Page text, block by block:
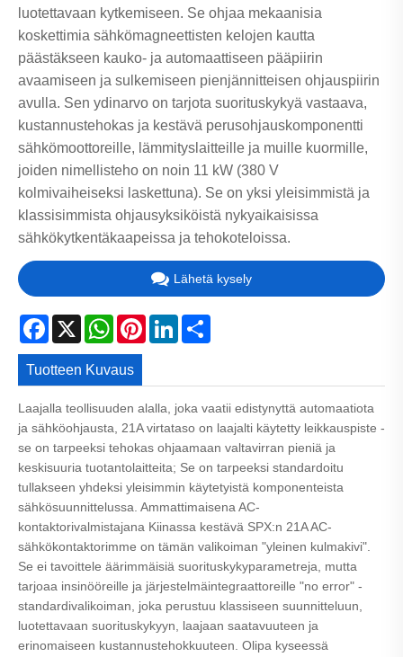
luotettavaan kytkemiseen. Se ohjaa mekaanisia
koskettimia sähkömagneettisten kelojen kautta
päästäkseen kauko- ja automaattiseen pääpiirin
avaamiseen ja sulkemiseen pienjännitteisen ohjauspiirin
avulla. Sen ydinarvo on tarjota suorituskykyä vastaava,
kustannustehokas ja kestävä perusohjauskomponentti
sähkömoottoreille, lämmityslaitteille ja muille kuormille,
joiden nimellisteho on noin 11 kW (380 V
kolmivaiheiseksi laskettuna). Se on yksi yleisimmistä ja
klassisimmista ohjausyksiköistä nykyaikaisissa
sähkökytkentäkaapeissa ja tehokoteloissa.
Lähetä kysely
Facebook
X WhatsApp
PinterestLinkedIn
Tuotteen Kuvaus
Laajalla teollisuuden alalla, joka vaatii edistynyttä automaatiota
ja sähköohjausta, 21A virtataso on laajalti käytetty leikkauspiste -
se on tarpeeksi tehokas ohjaamaan valtavirran pieniä ja
keskisuuria tuotantolaitteita; Se on tarpeeksi standardoitu
tullakseen yhdeksi yleisimmin käytetyistä komponenteista
sähkösuunnittelussa. Ammattimaisena AC-
kontaktorivalmistajana Kiinassa kestävä SPX:n 21A AC-
sähkökontaktorimme on tämän valikoiman "yleinen kulmakivi".
Se ei tavoittele äärimmäisiä suorituskykyparametreja, mutta
tarjoaa insinööreille ja järjestelmäintegraattoreille "no error" -
standardivalikoiman, joka perustuu klassiseen suunnitteluun,
luotettavaan suorituskykyyn, laajaan saatavuuteen ja
erinomaiseen kustannustehokkuuteen. Olipa kyseessä